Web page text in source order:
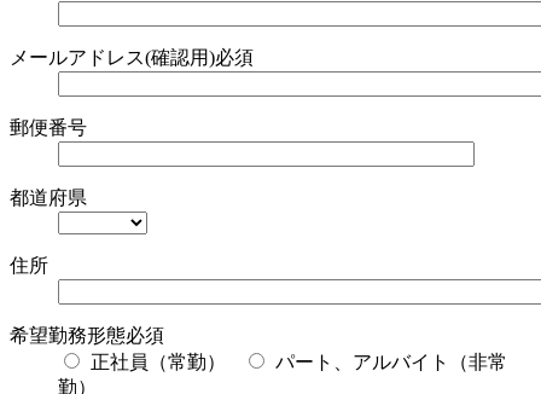
メールアドレス(確認用)必須
郵便番号
都道府県
住所
希望勤務形態必須
正社員（常勤）
パート、アルバイト（非常
勤）